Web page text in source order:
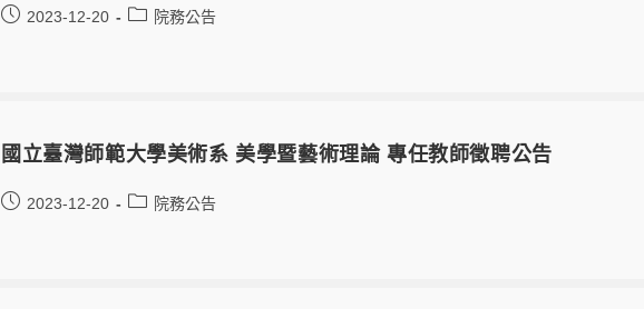
2023-12-20 院務公告
國立臺灣師範大學美術系 美學暨藝術理論 專任教師徵聘公告
2023-12-20 院務公告